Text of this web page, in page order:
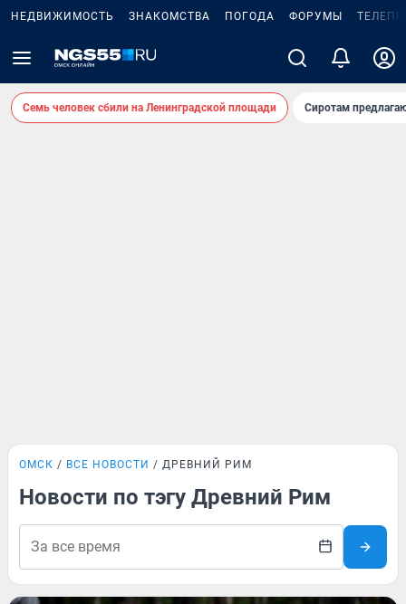
НЕДВИЖИМОСТЬ ЗНАКОМСТВА ПОГОДА ФОРУМЫ
Семь человек сбили на Ленинградской площади Сиротам
ОМСК ВСЕ НОВОСТИ ДРЕВНИЙ РИМ
Новости по тэгу Древний Рим